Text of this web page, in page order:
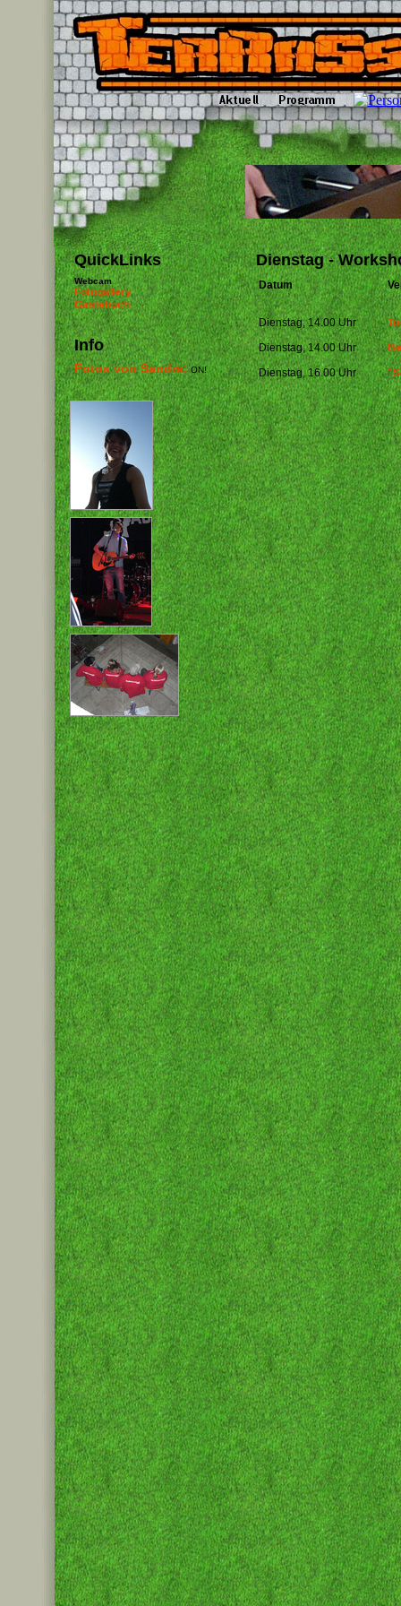
QuickLinks
Webcam
Fotogallery
Gästebuch
Info
Fotos von Sandra:ON!
Dienstag -
Datum
Dienstag, 14.00 Uhr
Dienstag, 14.00 Uhr
Dienstag, 16.00 Uhr